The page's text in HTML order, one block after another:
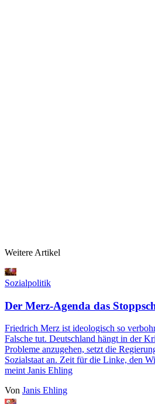
Weitere Artikel
Sozialpolitik
Der Merz-Agenda das
Friedrich Merz ist ideologisch so
Falsche tut. Deutschland hängt in der
Probleme anzugehen, setzt die
Sozialstaat an. Zeit für die Linke, den
meint Janis Ehling
Von Janis Ehling